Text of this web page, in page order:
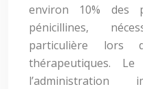
environ 10% des
pénicillines,
particulière lors
thérapeutiques.
l’administration